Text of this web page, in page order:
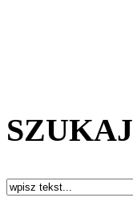
SZUKAJ